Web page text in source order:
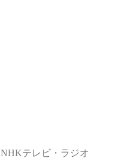
NHKテレビ・ラジオ